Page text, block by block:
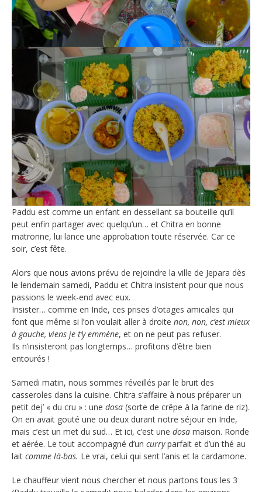
Paddu est comme un enfant en dessellant sa bouteille qu’il
peut enfin partager avec quelqu’un… et Chitra en bonne
matronne, lui lance une approbation toute réservée. Car ce
soir, c’est fête.
Alors que nous avions prévu de rejoindre la ville de Jepara dès
le lendemain samedi, Paddu et Chitra insistent pour que nous
passions le week-end avec eux.
Insister… comme en Inde, ces prises d’otages amicales qui
font que même si l’on voulait aller à droite non, non, c’est mieux
à gauche, viens je t’y emmène, et on ne peut pas refuser.
Ils n’insisteront pas longtemps… profitons d’être bien
entourés !
Samedi matin, nous sommes réveillés par le bruit des
casseroles dans la cuisine. Chitra s’affaire à nous préparer un
petit dej’ « du cru » : une dosa (sorte de crêpe à la farine de riz).
On en avait gouté une ou deux durant notre séjour en Inde,
mais c’est un met du sud… Et ici, c’est une dosa maison. Ronde
et aérée. Le tout accompagné d’un curryparfait et d’un thé au
lait comme là-bas. Le vrai, celui qui sent l’anis et la cardamone.
Le chauffeur vient nous chercher et nous partons tous les 3